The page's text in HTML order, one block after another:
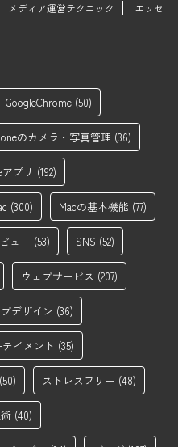
メディア運営テクニック
エッセ
GoogleChrome (50)
のカメラ・写真管理 (36)
プリ (192)
(300) Macの基本機能 (77)
ュー (53) SNS (52)
ウェブサービス (207)
デザイン (36)
イメント (35)
(50) ストレスフリー (48)
(40)